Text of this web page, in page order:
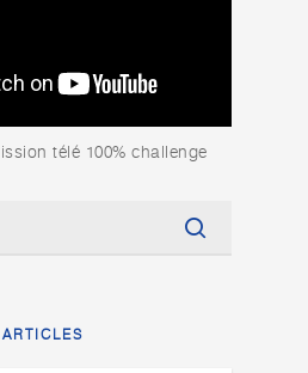
télé 100% challenge